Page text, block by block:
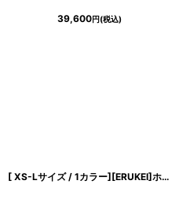
39,600円(税込)
[ XS-Lサイズ / 1カラー][ERUKEI]ホワイト×レッド・花柄・Aライン・ノースリーブ・シフォン・ロングドレス・ワンピース[山崎みどり着用][送料無料]myrd